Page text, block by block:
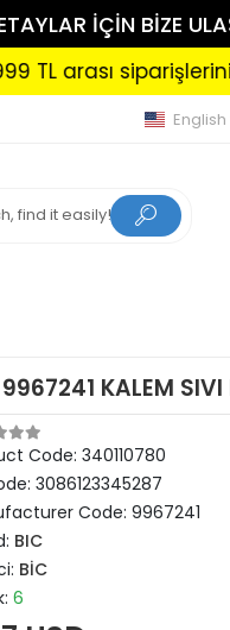
İÇİN BİZE
siparişlerinizde
English
KALEM SIVI
Code: 340110780
3086123345287
Code: 9967241
BIC
BİC
6